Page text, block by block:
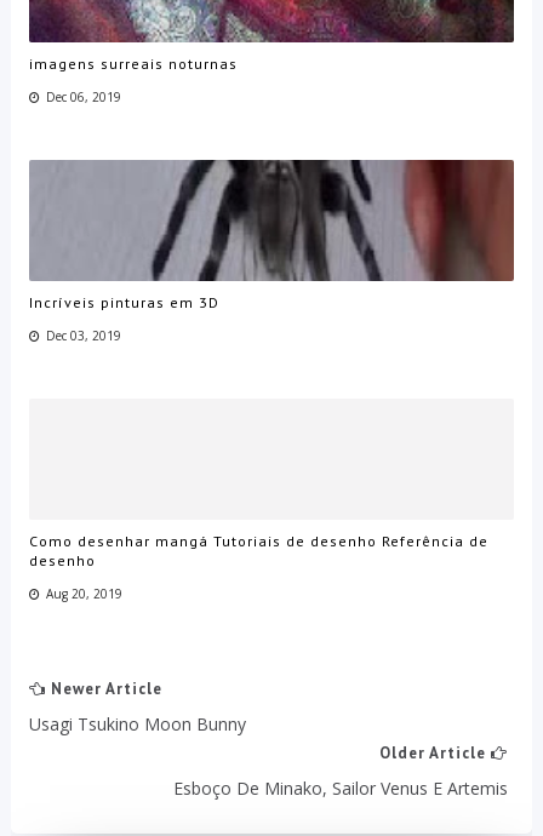
imagens surreais noturnas
Dec 06, 2019
Incríveis pinturas em 3D
Dec 03, 2019
Como desenhar mangá Tutoriais de desenho Referência de
desenho
Aug 20, 2019
Newer Article
Usagi Tsukino Moon Bunny
Older Article
Esboço De Minako, Sailor Venus E Artemis